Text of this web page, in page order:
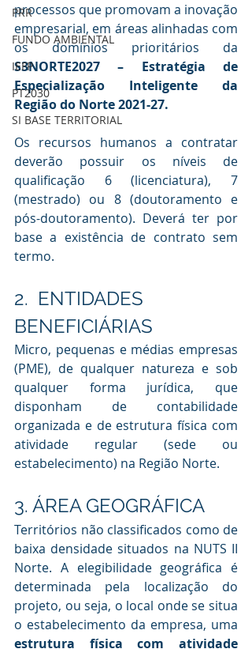
PRR
FUNDO AMBIENTAL
IEFP
PT2030
SI BASE TERRITORIAL
processos que promovam a inovação
empresarial, em áreas alinhadas com
S3NORTE2027 – Estratégia de
Especialização Inteligente da
Região do Norte 2021-27.
Os recursos humanos a contratar
deverão possuir os níveis de
qualificação 6 (licenciatura), 7
(mestrado) ou 8 (doutoramento e
pós-doutoramento). Deverá ter por
base a existência de contrato sem
termo.
2.  ENTIDADES
BENEFICIÁRIAS
Micro, pequenas e médias empresas
(PME), de qualquer natureza e sob
qualquer forma jurídica, que
disponham de contabilidade
organizada e de estrutura física com
atividade regular (sede ou
estabelecimento) na Região Norte.
3. ÁREA GEOGRÁFICA
Territórios não classificados como de
baixa densidade situados na NUTS II
Norte. A elegibilidade geográfica é
determinada pela localização do
projeto, ou seja, o local onde se situa
estrutura física com atividade